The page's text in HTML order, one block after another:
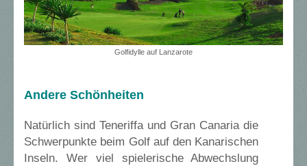
Golfidylle auf Lanzarote
Andere Schönheiten
Natürlich sind Teneriffa und Gran Canaria die
Schwerpunkte beim Golf auf den Kanarischen
Inseln. Wer viel spielerische Abwechslung